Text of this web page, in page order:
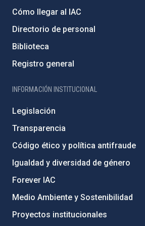
Cómo llegar al IAC
Directorio de personal
Biblioteca
Registro general
INFORMACIÓN INSTITUCIONAL
Legislación
Transparencia
Código ético y política antifraude
Igualdad y diversidad de género
Forever IAC
Medio Ambiente y Sostenibilidad
Proyectos institucionales